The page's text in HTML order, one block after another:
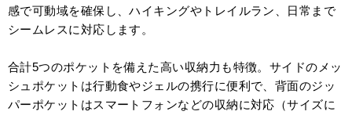
感で可動域を確保し、ハイキングやトレイルラン、日常まで
シームレスに対応します。
合計5つのポケットを備えた高い収納力も特徴。サイドのメッ
シュポケットは行動食やジェルの携行に便利で、背面のジッ
パーポケットはスマートフォンなどの収納に対応（サイズに